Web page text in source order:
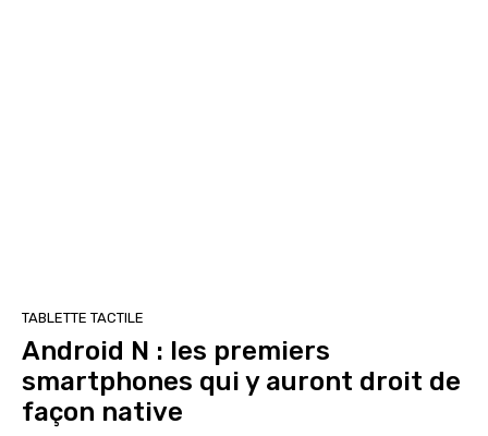
TABLETTE TACTILE
Android N : les premiers
smartphones qui y auront droit de
façon native